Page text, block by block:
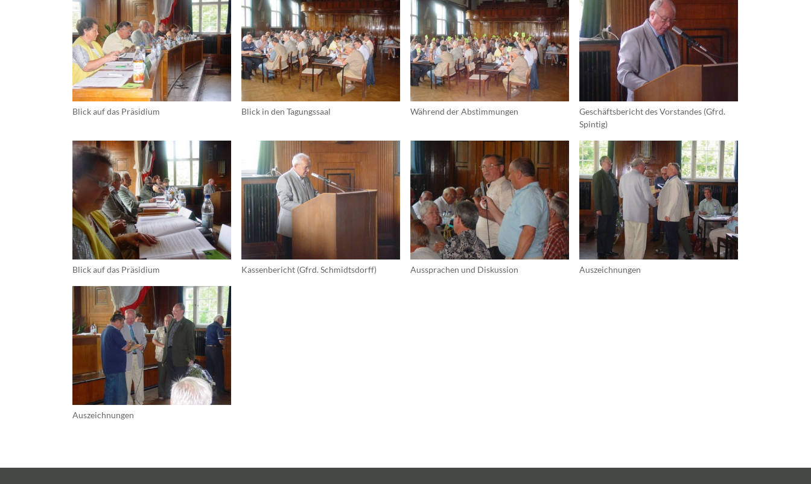
Wildbienenschaugarten Schöneweide
Wettbewerb
Veranstaltungen
Infomaterial
Verbandschronik
Kleingartentage
IEK Plänterwald
Tram M 41
FAQ-Liste
Newsletter
Argumentationen
Links
Blick auf das Präsidium Blick in den Tagungssaal Während der Abstimmungen
Geschäftsbericht des Vorstandes (Gfrd.
Spintig)
Blick auf das Präsidium Kassenbericht (Gfrd. Schmidtsdorff) Aussprachen und Diskussion Auszeichnungen
Auszeichnungen